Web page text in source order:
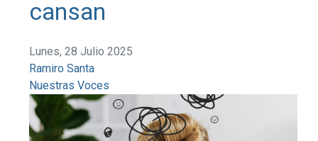
cansan
Lunes, 28 Julio 2025
Ramiro Santa
Nuestras Voces